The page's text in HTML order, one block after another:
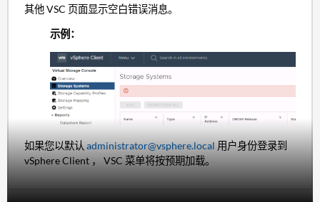
其他 VSC 页面显示空白错误消息。
示例：
如果您以默认 administrator@vsphere.local 用户身份登录到
vSphere Client ， VSC 菜单将按预期加载。